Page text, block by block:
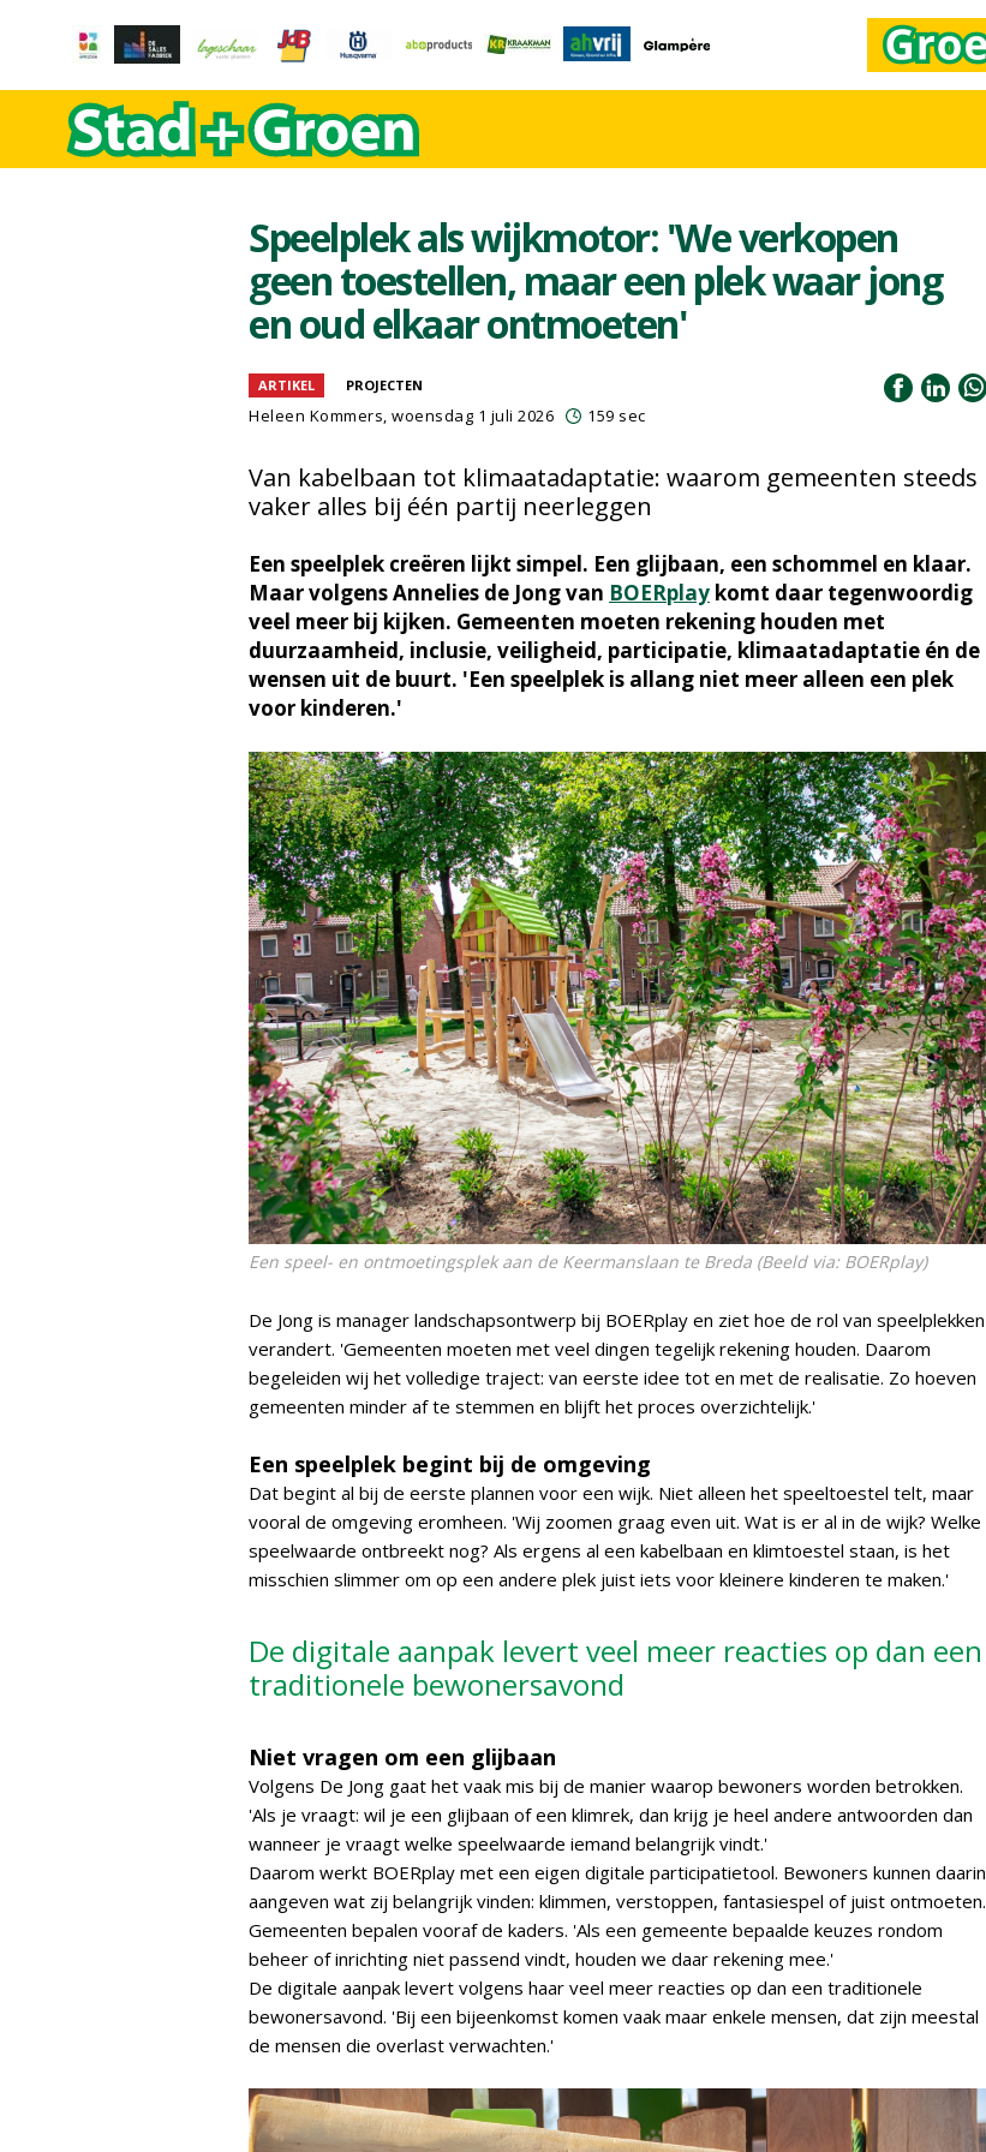
Speelplek als wijkmotor: 'We verkopen
geen toestellen, maar een plek waar jong
en oud elkaar ontmoeten'
ARTIKEL PROJECTEN
Heleen Kommers, woensdag 1 juli 2026 159 sec
Van kabelbaan tot klimaatadaptatie: waarom gemeenten steeds
vaker alles bij één partij neerleggen
Een speelplek creëren lijkt simpel. Een glijbaan, een schommel en klaar.
Maar volgens Annelies de Jong van BOERplay komt daar tegenwoordig
veel meer bij kijken. Gemeenten moeten rekening houden met
duurzaamheid, inclusie, veiligheid, participatie, klimaatadaptatie én de
wensen uit de buurt. 'Een speelplek is allang niet meer alleen een plek
voor kinderen.'
Een speel- en ontmoetingsplek aan de Keermanslaan te Breda (Beeld via: BOERplay)
De Jong is manager landschapsontwerp bij BOERplay en ziet hoe de rol van speelplekken
verandert. 'Gemeenten moeten met veel dingen tegelijk rekening houden. Daarom
begeleiden wij het volledige traject: van eerste idee tot en met de realisatie. Zo hoeven
gemeenten minder af te stemmen en blijft het proces overzichtelijk.'
Een speelplek begint bij de omgeving
Dat begint al bij de eerste plannen voor een wijk. Niet alleen het speeltoestel telt, maar
vooral de omgeving eromheen. 'Wij zoomen graag even uit. Wat is er al in de wijk? Welke
speelwaarde ontbreekt nog? Als ergens al een kabelbaan en klimtoestel staan, is het
misschien slimmer om op een andere plek juist iets voor kleinere kinderen te maken.'
De digitale aanpak levert veel meer reacties op dan een
traditionele bewonersavond
Niet vragen om een glijbaan
Volgens De Jong gaat het vaak mis bij de manier waarop bewoners worden betrokken.
'Als je vraagt: wil je een glijbaan of een klimrek, dan krijg je heel andere antwoorden dan
wanneer je vraagt welke speelwaarde iemand belangrijk vindt.'
Daarom werkt BOERplay met een eigen digitale participatietool. Bewoners kunnen daarin
aangeven wat zij belangrijk vinden: klimmen, verstoppen, fantasiespel of juist ontmoeten.
Gemeenten bepalen vooraf de kaders. 'Als een gemeente bepaalde keuzes rondom
beheer of inrichting niet passend vindt, houden we daar rekening mee.'
De digitale aanpak levert volgens haar veel meer reacties op dan een traditionele
bewonersavond. 'Bij een bijeenkomst komen vaak maar enkele mensen, dat zijn meestal
de mensen die overlast verwachten.'